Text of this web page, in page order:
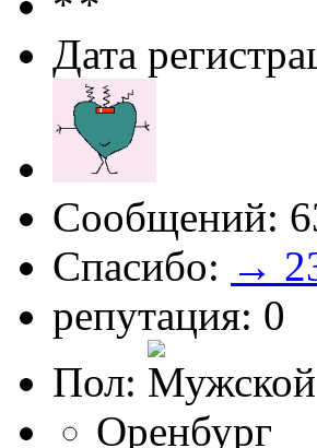
Дата
Сообщений:
Спасибо: →
репутация: 0
Пол:
Оренбург